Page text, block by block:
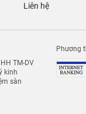
Liên hệ
TM-DV
kinh
sàn
Phương